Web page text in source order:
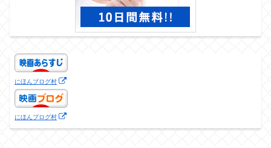
にほんブログ村
にほんブログ村